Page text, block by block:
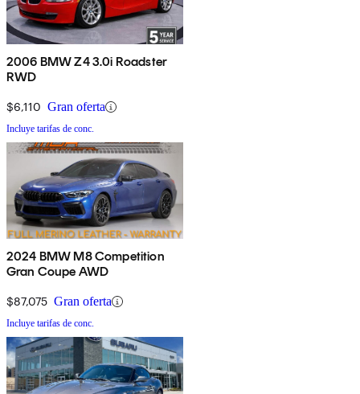
2006 BMW Z4 3.0i Roadster
RWD
$6,110 Gran oferta
Incluye tarifas de conc.
2024 BMW M8 Competition
Gran Coupe AWD
$87,075 Gran oferta
Incluye tarifas de conc.